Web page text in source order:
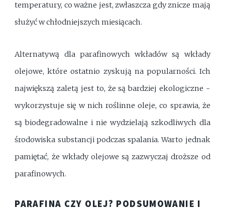
temperatury, co ważne jest, zwłaszcza gdy znicze mają
służyć w chłodniejszych miesiącach.
Alternatywą dla parafinowych wkładów są wkłady
olejowe, które ostatnio zyskują na popularności. Ich
największą zaletą jest to, że są bardziej ekologiczne -
wykorzystuje się w nich roślinne oleje, co sprawia, że
są biodegradowalne i nie wydzielają szkodliwych dla
środowiska substancji podczas spalania. Warto jednak
pamiętać, że wkłady olejowe są zazwyczaj droższe od
parafinowych.
PARAFINA CZY OLEJ? PODSUMOWANIE I